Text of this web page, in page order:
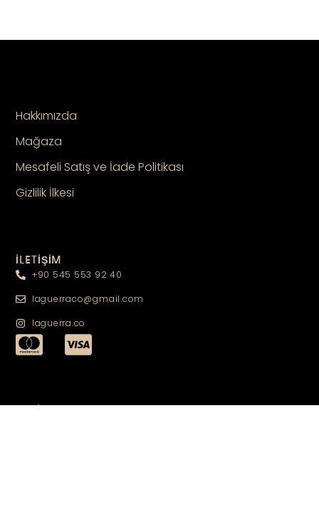
Hakkımızda
Mağaza
Mesafeli Satış ve İade Politikası
Gizlilik İlkesi
İLETİŞİM
+90 545 553 92 40
laguerraco@gmail.com
laguerra.co